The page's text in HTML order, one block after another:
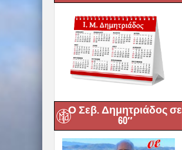
Ο Σεβ. Δημητριάδος σε
60″